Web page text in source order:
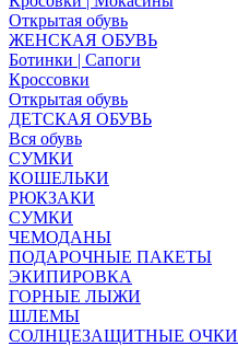
Открытая обувь
ЖЕНСКАЯ ОБУВЬ
Ботинки | Сапоги
Кроссовки
Открытая обувь
ДЕТСКАЯ ОБУВЬ
Вся обувь
СУМКИ
КОШЕЛЬКИ
РЮКЗАКИ
СУМКИ
ЧЕМОДАНЫ
ПОДАРОЧНЫЕ ПАКЕТЫ
ЭКИПИРОВКА
ГОРНЫЕ ЛЫЖИ
ШЛЕМЫ
СОЛНЦЕЗАЩИТНЫЕ ОЧКИ